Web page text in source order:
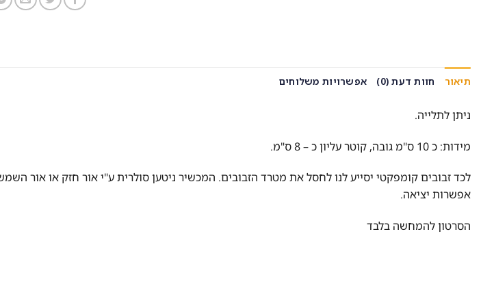
תיאור חוות דעת (0) אפשרויות משלוחים
ניתן לתלייה.
מידות: כ 10 ס"מ גובה, קוטר עליון כ – 8 ס"מ.
לכד זבובים קומפקטי יסייע לנו לחסל את מטרד הזבובים. המכשיר ניטען סולרית ע"י אור חזק או אור
אפשרות יציאה.
הסרטון להמחשה בלבד